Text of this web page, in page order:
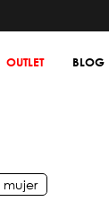
OUTLET BLOG
mujer